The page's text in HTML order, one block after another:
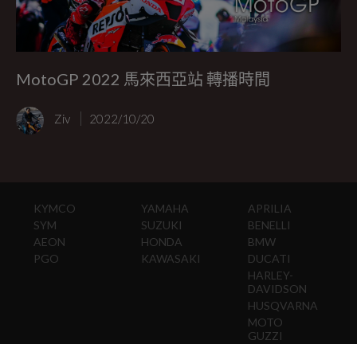
MotoGP 2022 馬來西亞站 轉播時間
Ziv 2022/10/20
KYMCO
SYM
AEON
PGO
YAMAHA
SUZUKI
HONDA
KAWASAKI
APRILIA
BENELLI
BMW
DUCATI
HARLEY-
DAVIDSON
HUSQVARNA
MOTO
GUZZI